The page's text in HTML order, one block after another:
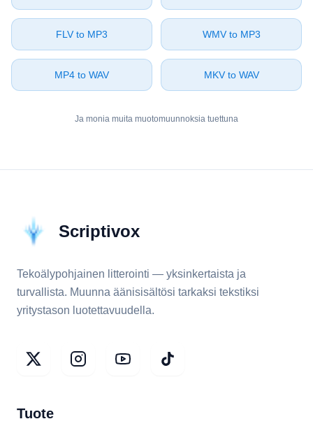
⁦FLV⁩ to ⁦MP3⁩ ⁦WMV⁩ to ⁦MP3⁩
⁦MP4⁩ to ⁦WAV⁩ ⁦MKV⁩ to ⁦WAV⁩
Ja monia muita muotomuunnoksia tuettuna
Scriptivox
Tekoälypohjainen litterointi — yksinkertaista ja
turvallista. Muunna äänisisältösi tarkaksi tekstiksi
yritystason luotettavuudella.
Tuote